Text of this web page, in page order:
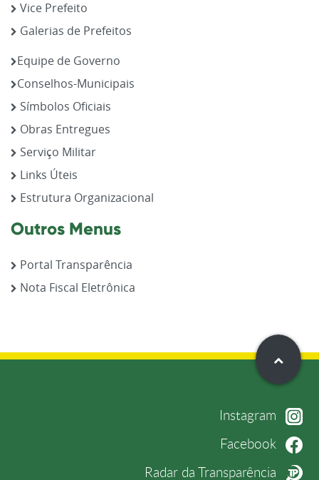
Vice Prefeito
Galerias de Prefeitos
Equipe de Governo
Conselhos-Municipais
Símbolos Oficiais
Obras Entregues
Serviço Militar
Links Úteis
Estrutura Organizacional
Outros Menus
Portal Transparência
Nota Fiscal Eletrônica
Instagram
Facebook
Radar da Transparência